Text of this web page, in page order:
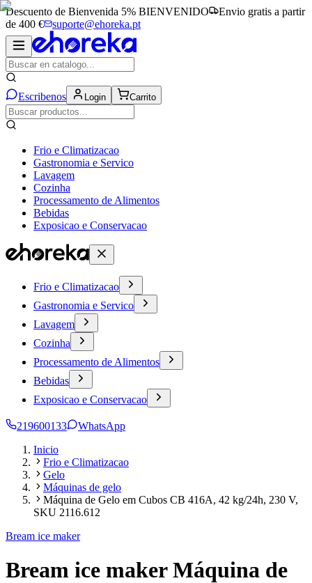
Descuento de Bienvenida 5% BIENVENIDO
Envio gratis a partir
de 400 €
suporte@ehoreka.pt
Escribenos Login Carrito
Frio e Climatizacao
Gastronomia e Servico
Lavagem
Cozinha
Processamento de Alimentos
Bebidas
Exposicao e Conservacao
Frio e Climatizacao
Gastronomia e Servico
Lavagem
Cozinha
Processamento de Alimentos
Bebidas
Exposicao e Conservacao
219600133
WhatsApp
Inicio
Frio e Climatizacao
Gelo
Máquinas de gelo
Máquina de Gelo em Cubos CB 416A, 42 kg/24h, 230 V,
SKU 2116.612
Bream ice maker
Bream ice maker Máquina de